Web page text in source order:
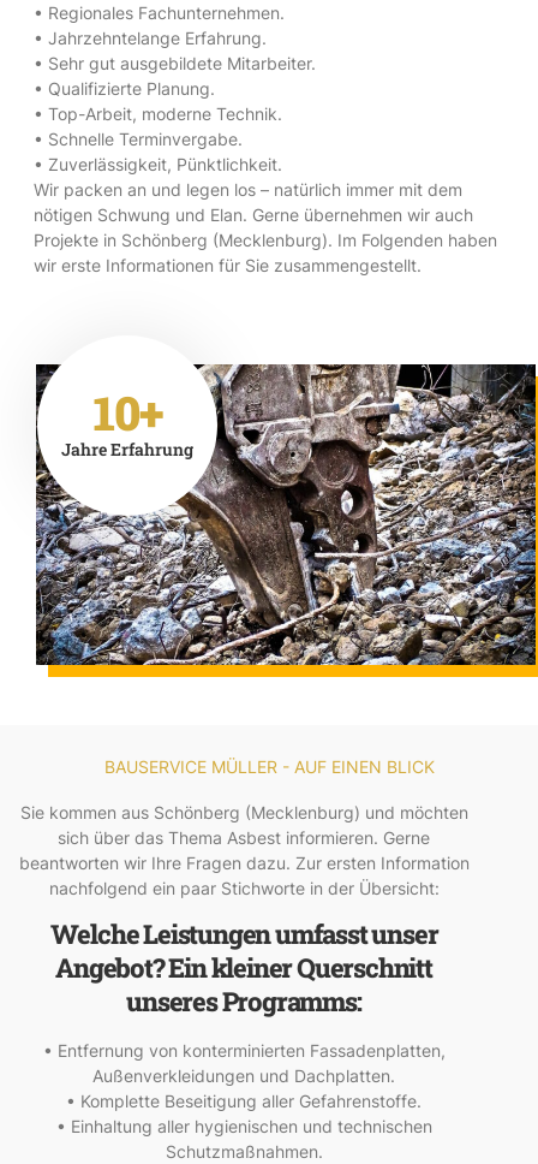
• Regionales Fachunternehmen.
• Jahrzehntelange Erfahrung.
• Sehr gut ausgebildete Mitarbeiter.
• Qualifizierte Planung.
• Top-Arbeit, moderne Technik.
• Schnelle Terminvergabe.
• Zuverlässigkeit, Pünktlichkeit.
Wir packen an und legen los – natürlich immer mit dem
nötigen Schwung und Elan. Gerne übernehmen wir auch
Projekte in Schönberg (Mecklenburg). Im Folgenden haben
wir erste Informationen für Sie zusammengestellt.
10+
Jahre Erfahrung
BAUSERVICE MÜLLER - AUF EINEN BLICK
Sie kommen aus Schönberg (Mecklenburg) und möchten
sich über das Thema Asbest informieren. Gerne
beantworten wir Ihre Fragen dazu. Zur ersten Information
nachfolgend ein paar Stichworte in der Übersicht:
Welche Leistungen umfasst unser
Angebot? Ein kleiner Querschnitt
unseres Programms:
• Entfernung von konterminierten Fassadenplatten,
Außenverkleidungen und Dachplatten.
• Komplette Beseitigung aller Gefahrenstoffe.
• Einhaltung aller hygienischen und technischen
Schutzmaßnahmen.